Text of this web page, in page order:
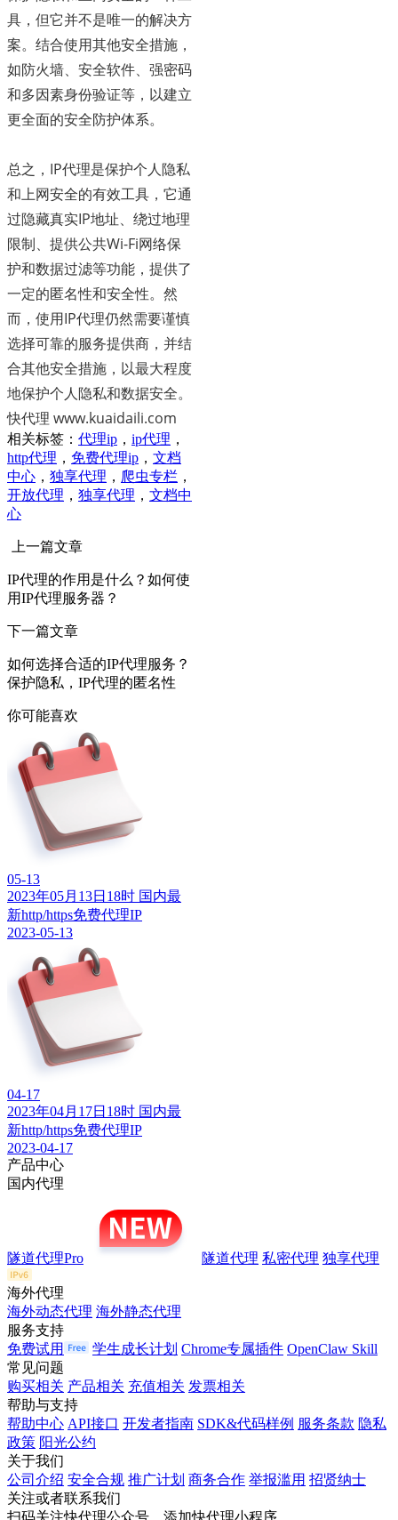
具，但它并不是唯一的解决方
案。结合使用其他安全措施，
如防火墙、安全软件、强密码
和多因素身份验证等，以建立
更全面的安全防护体系。
总之，IP代理是保护个人隐私
和上网安全的有效工具，它通
过隐藏真实IP地址、绕过地理
限制、提供公共Wi-Fi网络保
护和数据过滤等功能，提供了
一定的匿名性和安全性。然
而，使用IP代理仍然需要谨慎
选择可靠的服务提供商，并结
合其他安全措施，以最大程度
地保护个人隐私和数据安全。
快代理 www.kuaidaili.com
相关标签： 代理ip ， ip代理 ，
http代理 ， 免费代理ip ， 文档
中心 ， 独享代理 ， 爬虫专栏 ，
开放代理 ， 独享代理 ， 文档中
心
上一篇文章
IP代理的作用是什么？如何使
用IP代理服务器？
下一篇文章
如何选择合适的IP代理服务？
保护隐私，IP代理的匿名性
你可能喜欢
05-13
2023年05月13日18时 国内最
新http/https免费代理IP
2023-05-13
04-17
2023年04月17日18时 国内最
新http/https免费代理IP
2023-04-17
产品中心
国内代理
隧道代理Pro 隧道代理 私密代理 独享代理
海外代理
海外动态代理 海外静态代理
服务支持
免费试用
学生成长计划 Chrome专属插件 OpenClaw Skill
常见问题
购买相关 产品相关 充值相关 发票相关
帮助与支持
帮助中心 API接口 开发者指南 SDK&代码样例 服务条款 隐私
政策 阳光公约
关于我们
公司介绍 安全合规 推广计划 商务合作 举报滥用 招贤纳士
关注或者联系我们
扫码关注快代理公众号、添加快代理小程序